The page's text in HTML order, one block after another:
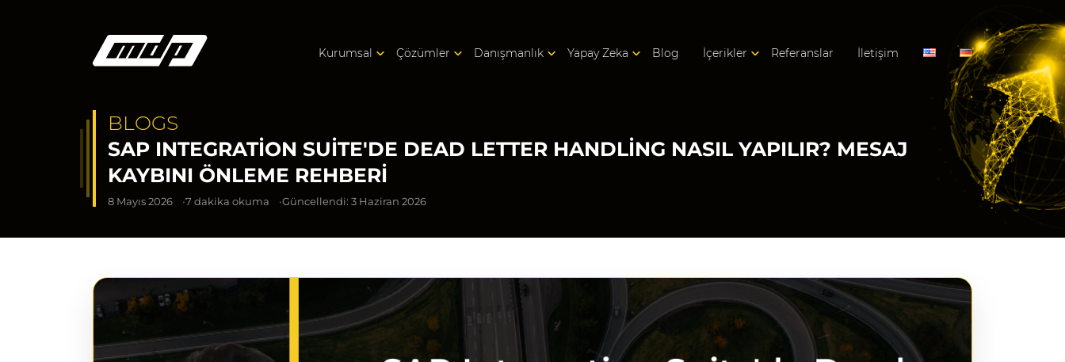
Kurumsal Çözümler Danışmanlık Yapay Zeka Blog İçerikler Referanslar İletişim
BLOGS
SAP INTEGRATION SUITE'DE DEAD LETTER HANDLING NASIL YAPILIR? MESAJ
KAYBINI ÖNLEME REHBERI
8 Mayıs 2026 7 dakika okuma Güncellendi: 3 Haziran 2026